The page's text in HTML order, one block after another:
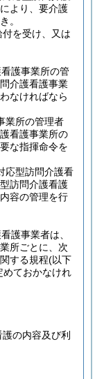
より、要介護
。
を受け、又は
護事業所の管
介護看護事業
なければなら
業所の管理者
看護事業所の
な指揮命令を
応型訪問介護看
訪問介護看護
容の管理を行
護事業者は、
所ごとに、次
する規程(以下
めておかなけれ
の内容及び利